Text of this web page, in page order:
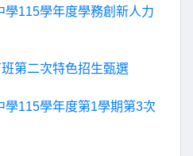
學115學年度學務創新人力
第二次特色招生甄選
學115學年度第1學期第3次